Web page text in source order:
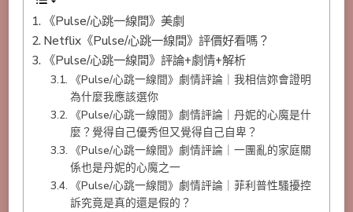
《Pulse/心跳一線間》美劇
Netflix《Pulse/心跳一線間》評價好看嗎？
《Pulse/心跳一線間》評論+劇情+解析
《Pulse/心跳一線間》劇情評論｜我相信妳會證明
為什麼我應該選你
《Pulse/心跳一線間》劇情評論｜丹妮的心魔是什
麼？覺得自己優秀但又覺得自己自卑？
《Pulse/心跳一線間》劇情評論｜一團亂的家庭關
係也是丹妮的心魔之一
《Pulse/心跳一線間》劇情評論｜菲利普性騷擾控
訴究竟是真的還是假的？